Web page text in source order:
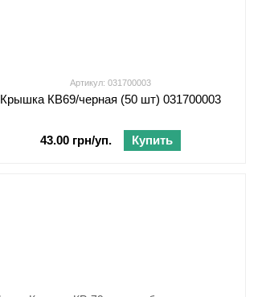
Артикул: 031700003
Крышка КВ69/черная (50 шт) 031700003
43.00 грн/уп. Купить